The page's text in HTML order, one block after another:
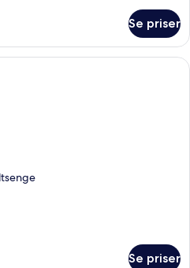
Se priser
Et moderne hotelværelse med to
Se priser